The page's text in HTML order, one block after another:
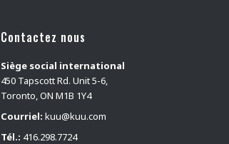
Contactez nous
Siège social international
450 Tapscott Rd. Unit 5-6,
Toronto, ON M1B 1Y4
Courriel: kuu@kuu.com
Tél.: 416.298.7724